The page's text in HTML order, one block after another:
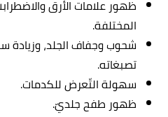
ظهور علامات الأرق
المختلفة.
شحوب وجفاف الجلد، وزيادة
تصبغاته.
سهولة التّعرض للكدمات.
ظهور طفح جلديّ.